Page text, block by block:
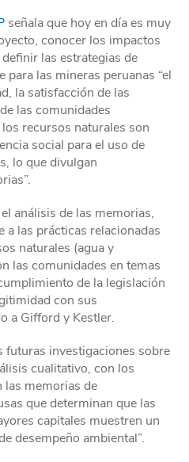
señala que hoy en día es muy
conocer los impactos
las estrategias de
las mineras peruanas “el
la satisfacción de las
las comunidades
recursos naturales son
social para el uso de
lo que divulgan
análisis de las memorias,
a las prácticas relacionadas
naturales (agua y
las comunidades en temas
de la legislación
con sus
a Gifford y Kestler.
futuras investigaciones sobre
cualitativo, con los
las memorias de
que determinan que las
capitales muestren un
desempeño ambiental”.